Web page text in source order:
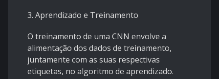
3. Aprendizado e Treinamento
O treinamento de uma CNN envolve a
alimentação dos dados de treinamento,
juntamente com as suas respectivas
etiquetas, no algoritmo de aprendizado.